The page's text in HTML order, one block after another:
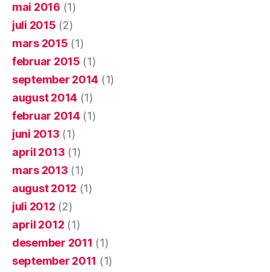
mai 2016 (1)
juli 2015 (2)
mars 2015 (1)
februar 2015 (1)
september 2014 (1)
august 2014 (1)
februar 2014(1)
juni 2013 (1)
april 2013 (1)
mars 2013 (1)
august 2012 (1)
juli 2012 (2)
april 2012 (1)
desember 2011 (1)
september 2011 (1)